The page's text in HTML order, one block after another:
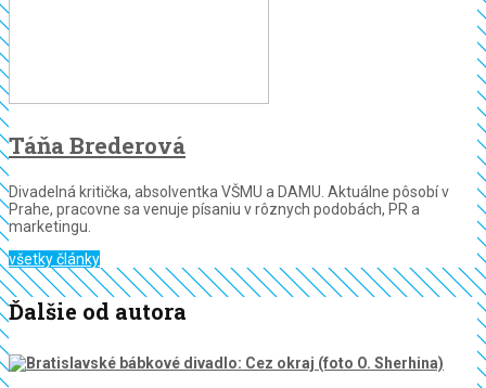
Táňa Brederová
Divadelná kritička, absolventka VŠMU a DAMU. Aktuálne pôsobí v
Prahe, pracovne sa venuje písaniu v rôznych podobách, PR a
marketingu.
všetky články
Ďalšie od autora